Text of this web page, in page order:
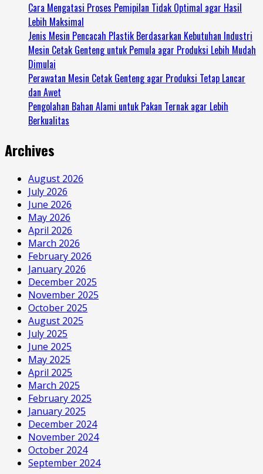
Cara Mengatasi Proses Pemipilan Tidak Optimal agar Hasil
Lebih Maksimal
Jenis Mesin Pencacah Plastik Berdasarkan Kebutuhan Industri
Mesin Cetak Genteng untuk Pemula agar Produksi Lebih Mudah
Dimulai
Perawatan Mesin Cetak Genteng agar Produksi Tetap Lancar
dan Awet
Pengolahan Bahan Alami untuk Pakan Ternak agar Lebih
Berkualitas
Archives
August 2026
July 2026
June 2026
May 2026
April 2026
March 2026
February 2026
January 2026
December 2025
November 2025
October 2025
August 2025
July 2025
June 2025
May 2025
April 2025
March 2025
February 2025
January 2025
December 2024
November 2024
October 2024
September 2024